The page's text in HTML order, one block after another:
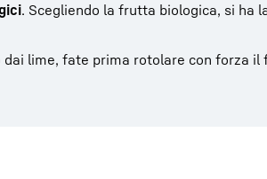
. Scegliendo la frutta biologica, si ha
lime, fate prima rotolare con forza il